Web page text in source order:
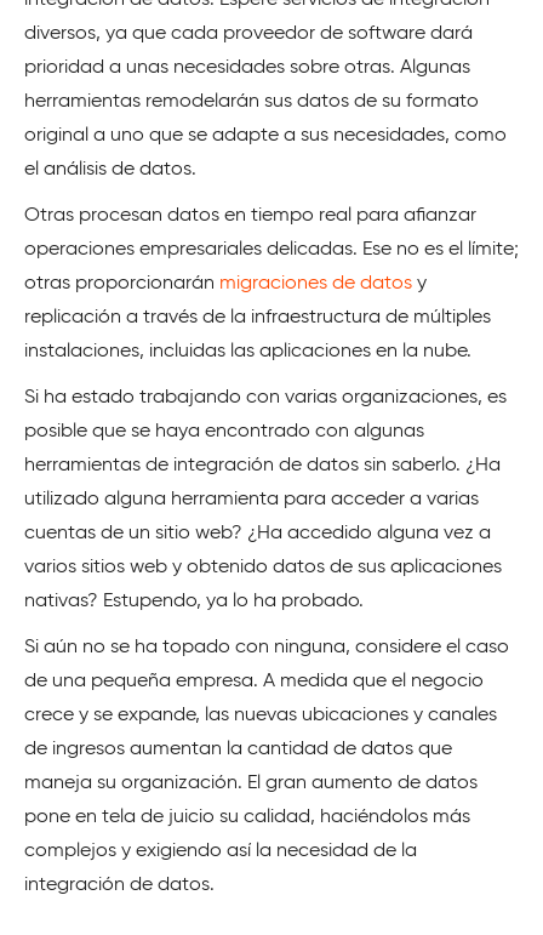
diversos, ya que cada proveedor de software dará
prioridad a unas necesidades sobre otras. Algunas
herramientas remodelarán sus datos de su formato
original a uno que se adapte a sus necesidades, como
el análisis de datos.
Otras procesan datos en tiempo real para afianzar
operaciones empresariales delicadas. Ese no es el límite;
otras proporcionarán migraciones de datos y
replicación a través de la infraestructura de múltiples
instalaciones, incluidas las aplicaciones en la nube.
Si ha estado trabajando con varias organizaciones, es
posible que se haya encontrado con algunas
herramientas de integración de datos sin saberlo. ¿Ha
utilizado alguna herramienta para acceder a varias
cuentas de un sitio web? ¿Ha accedido alguna vez a
varios sitios web y obtenido datos de sus aplicaciones
nativas? Estupendo, ya lo ha probado.
Si aún no se ha topado con ninguna, considere el caso
de una pequeña empresa. A medida que el negocio
crece y se expande, las nuevas ubicaciones y canales
de ingresos aumentan la cantidad de datos que
maneja su organización. El gran aumento de datos
pone en tela de juicio su calidad, haciéndolos más
complejos y exigiendo así la necesidad de la
integración de datos.